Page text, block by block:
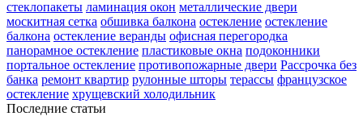
стеклопакеты ламинация окон металлические двери
москитная сетка обшивка балкона остекление остекление
балкона остекление веранды офисная перегородка
панорамное остекление пластиковые окна подоконники
портальное остекление противопожарные двери Рассрочка без
банка ремонт квартир рулонные шторы терассы французское
остекление хрущевский холодильник
Последние статьи